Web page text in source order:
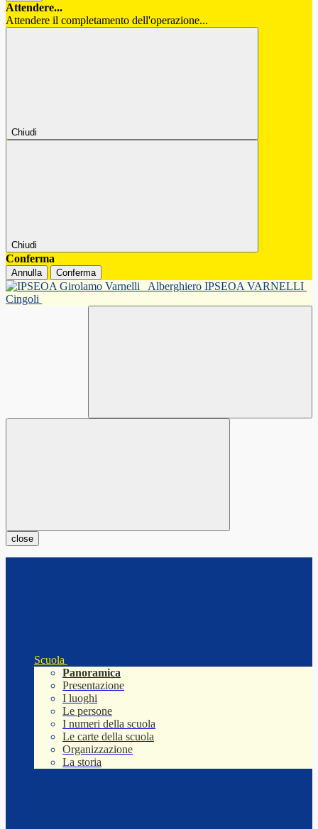
Attendere...
Attendere il completamento dell'operazione...
Chiudi
Chiudi
Conferma
Annulla Conferma
Alberghiero IPSEOA VARNELLI
Cingoli
close
Scuola
Panoramica
Presentazione
I luoghi
Le persone
I numeri della scuola
Le carte della scuola
Organizzazione
La storia